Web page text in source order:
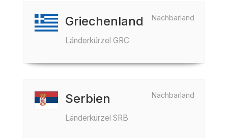
Nachbarland
Griechenland
Länderkürzel GRC
Nachbarland
Serbien
Länderkürzel SRB